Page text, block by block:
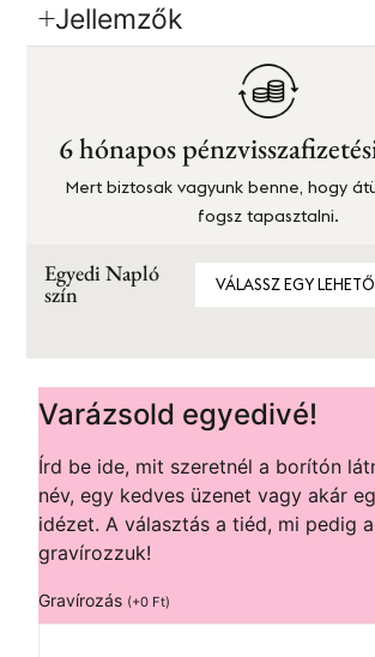
Jellemzők
6 hónapos
Mert biztosak vagyunk benne, hogy
fogsz tapasztalni.
Egyedi Napló
szín
Varázsold egyedivé!
Írd be ide, mit szeretnél a borítón
név, egy kedves üzenet vagy akár
idézet. A választás a tiéd, mi pedig
gravírozzuk!
Gravírozás (+0 Ft)